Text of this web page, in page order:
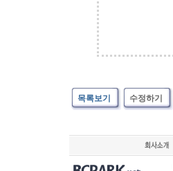
목록보기 수정하기